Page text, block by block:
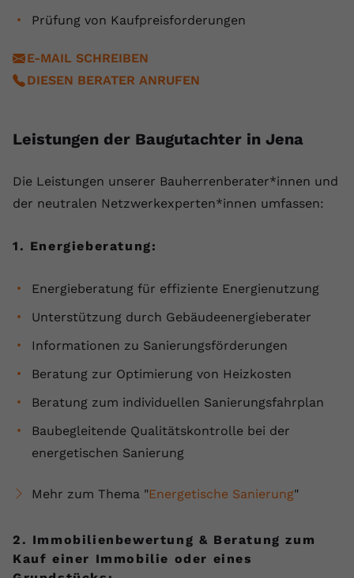
Prüfung von Kaufpreisforderungen
E-MAIL SCHREIBEN
DIESEN BERATER ANRUFEN
Leistungen der Baugutachter in Jena
Die ⁠Leistungen unserer Bauherrenberater*innen und
der neutralen Netzwerkexperten*innen umfassen:
1. Energieberatung:
Energieberatung für effiziente Energienutzung
Unterstützung durch Gebäudeenergieberater
Informationen zu Sanierungsförderungen
Beratung zur Optimierung von Heizkosten
Beratung zum individuellen Sanierungsfahrplan
Baubegleitende Qualitätskontrolle bei der
energetischen Sanierung
Mehr zum Thema "Energetische Sanierung"
2. Immobilienbewertung & Beratung zum
Kauf einer Immobilie oder eines
Anbieter Youtube.com
Laufzeit Session
YouTube setzt diesen Cookie, um die
Videos verwendet.